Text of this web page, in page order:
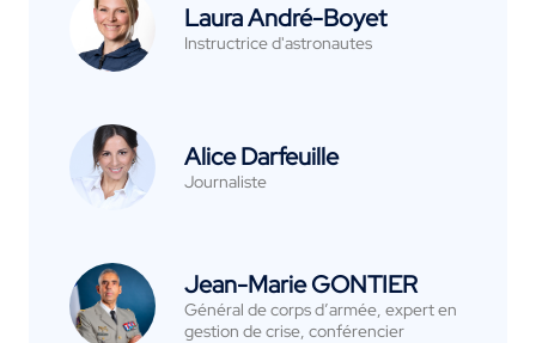
Laura André-Boyet
Instructrice d'astronautes
Alice Darfeuille
Journaliste
Jean-Marie GONTIER
Général de corps d’armée, expert en
gestion de crise, conférencier